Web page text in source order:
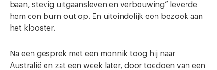
baan, stevig uitgaansleven en verbouwing” leverde
hem een burn-out op. En uiteindelijk een bezoek aan
het klooster.
Na een gesprek met een monnik toog hij naar
Australië en zat een week later, door toedoen van een